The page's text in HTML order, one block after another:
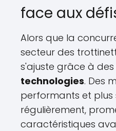
face aux
Alors que la
secteur des
s'ajuste grâce à des
technologies. Des
performants et plus
régulièrement,
caractéristiques